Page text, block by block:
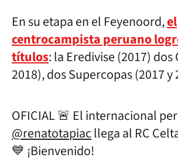
En su etapa en el Feyenoord,el
centrocampista peruano
títulos: la Eredivise (2017) dos
2018), dos Supercopas (2017 y
OFICIAL 🚨 El internacional
@renatotapiacllega al RC
💙 ¡Bienvenido!